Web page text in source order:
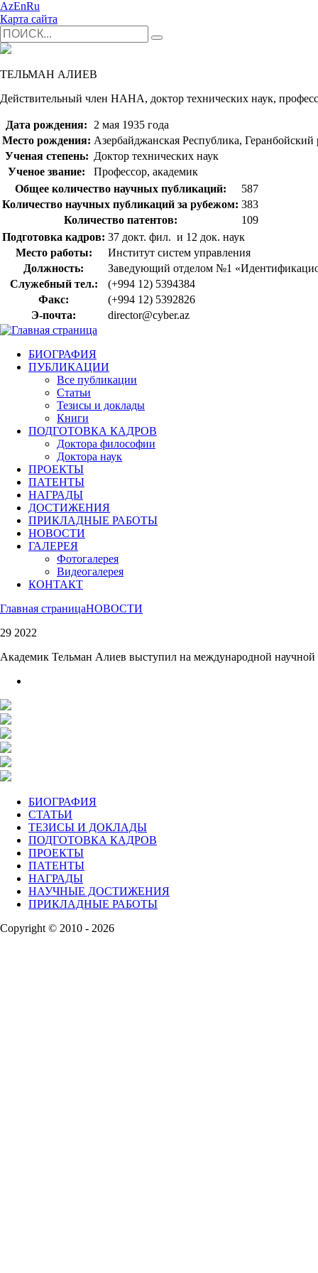
AzEnRu
Карта сайта
ТЕЛЬМАН АЛИЕВ
Действительный член НАНА, доктор технических наук,
Дата рождения:
2 мая 1935 года
Место рождения: Азербайджанская Республика,
Ученая степень: Доктор технических наук
Ученое звание:
Профессор, академик
Общее количество научных публикаций:
587
Количество научных публикаций за рубежом: 383
Количество патентов:
109
Подготовка кадров: 37 докт. фил. и 12 док. наук
Место работы:
Институт систем управления
Должность:
Заведующий отделом №1
Служебный тел.:
(+994 12) 5394384
Факс:
(+994 12) 5392826
Э-почта:
director@cyber.az
БИОГРАФИЯ
ПУБЛИКАЦИИ
Все публикации
Статьи
Тезисы и доклады
Книги
ПОДГОТОВКА КАДРОВ
Доктора философии
Доктора наук
ПРОЕКТЫ
ПАТЕНТЫ
НАГРАДЫ
ДОСТИЖЕНИЯ
ПРИКЛАДНЫЕ РАБОТЫ
НОВОСТИ
ГАЛЕРЕЯ
Фотогалерея
Видеогалерея
КОНТАКТ
Главная страницаНОВОСТИ
29 2022
Академик Тельман Алиев выступил на международной
БИОГРАФИЯ
СТАТЬИ
ТЕЗИСЫ И ДОКЛАДЫ
ПОДГОТОВКА КАДРОВ
ПРОЕКТЫ
ПАТЕНТЫ
НАГРАДЫ
НАУЧНЫЕ ДОСТИЖЕНИЯ
ПРИКЛАДНЫЕ РАБОТЫ
Copyright © 2010 - 2026